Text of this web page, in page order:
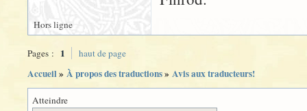
Hors ligne
Pages : 1 haut de page
Accueil» À propos des traductions» Avis aux traducteurs!
Atteindre